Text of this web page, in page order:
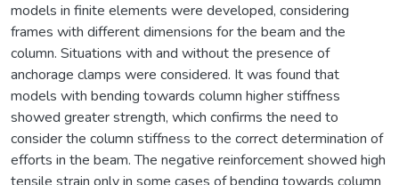
models in finite elements were developed, considering
frames with different dimensions for the beam and the
column. Situations with and without the presence of
anchorage clamps were considered. It was found that
models with bending towards column higher stiffness
showed greater strength, which confirms the need to
consider the column stiffness to the correct determination of
efforts in the beam. The negative reinforcement showed high